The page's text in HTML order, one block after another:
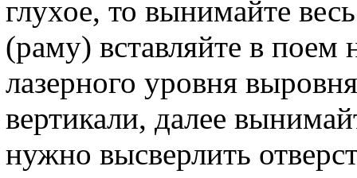
глухое, то вынимайте
(раму) вставляйте в
лазерного уровня
вертикали, далее
нужно высверлить